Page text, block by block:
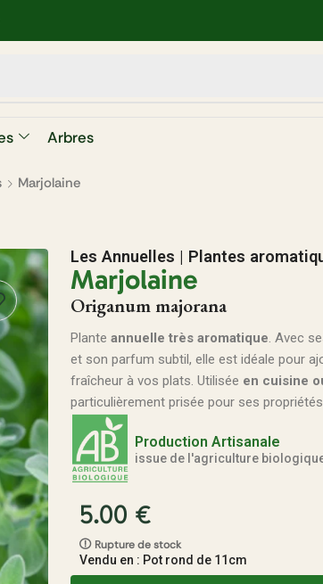
Arbres
Marjolaine
Les Annuelles | Plantes
Marjolaine
Origanum majorana
Plante annuelle très aromatique. Avec
et son parfum subtil, elle est idéale pour
fraîcheur à vos plats. Utilisée en cuisine
particulièrement prisée pour ses
Production Artisanale
issue de l'agriculture
5.00 €
Rupture de stock
Vendu en : Pot rond de 11cm